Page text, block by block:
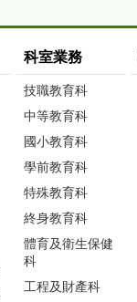
科室業務
技職教育科
中等教育科
國小教育科
學前教育科
特殊教育科
終身教育科
體育及衛生保健
科
工程及財產科